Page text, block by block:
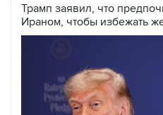
Трамп заявил, что
Ираном, чтобы избежать